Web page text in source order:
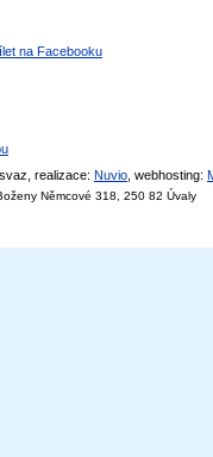
na Facebooku
realizace: Nuvio , webhosting:
Němcové 318, 250 82 Úvaly